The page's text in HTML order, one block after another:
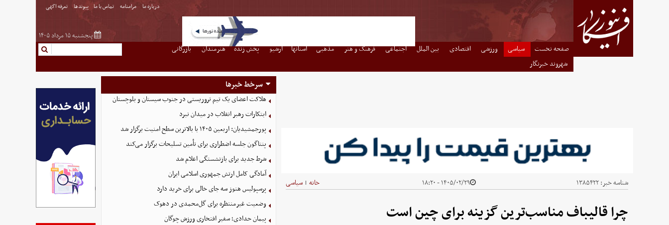
درباره ما مرامنامه تماس با ما پیوندها تعرفه اگهی
پنجشنبه ۱۵ مرداد ۱۴۰۵
صفحه نخست سیاسی ورزشی اقتصادی بین الملل اجتماعی فرهنگ و هنر مذهبی استانها آرشیو پخش زنده هنرمندان
بازرگانی
شهروند خبرنگار
شناسه خبر:۱۳۸۵۴۲۲ ۱۴۰۵/۰۲/۲۹ - ۱۸:۲۰ خانه | سیاسی
چرا قالیباف مناسب‌ترین گزینه برای چین است
سرخط خبرها
هلاکت اعضای یک تیم تروریستی در جنوب سیستان و بلوچستان
ابتکارات رهبر انقلاب در میدان نبرد
پورجمشیدیان: اربعین ۱۴۰۵ با بالاترین سطح امنیت برگزار شد
پنتاگون جلسه اضطراری برای تأمین تسلیحات برگزار می‌کند
شرط جدید برای بازنشستگی اعلام شد
آمادگی کامل ارتش جمهوری اسلامی ایران
پرسپولیس هنوز سه جای خالی برای خرید دارد
وضعیت غیرمنتظره برای گل‌محمدی در دهوک
پیمان حدادی؛ سفیر افتخاری ورزش چوگان